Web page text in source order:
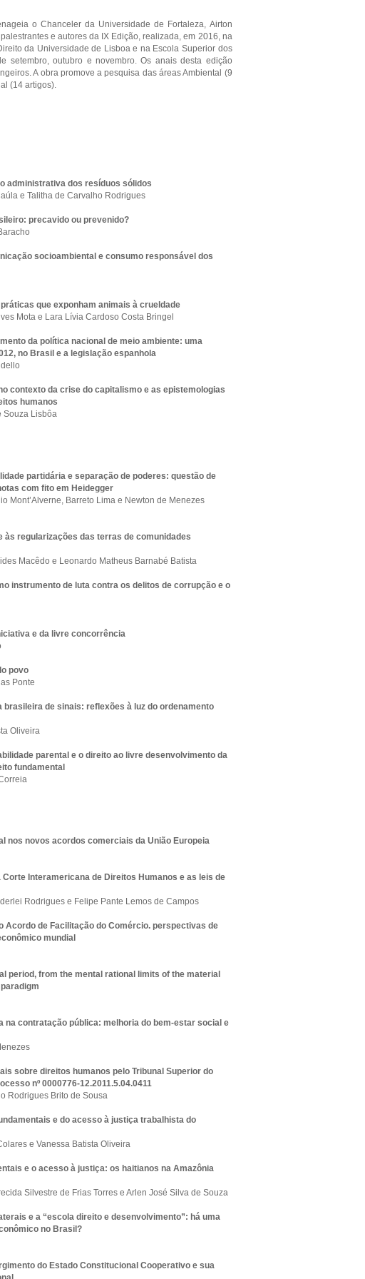
o Chanceler da Universidade de Fortaleza, Airton
e autores da IX Edição, realizada, em 2016, na
da Universidade de Lisboa e na Escola Superior dos
setembro, outubro e novembro. Os anais desta edição
A obra promove a pesquisa das áreas Ambiental (9
(14 artigos).
administrativa dos resíduos sólidos
e Talitha de Carvalho Rodrigues
precavido ou prevenido?
socioambiental e consumo responsável dos
que exponham animais à crueldade
Mota e Lara Lívia Cardoso Costa Bringel
da política nacional de meio ambiente: uma
no Brasil e a legislação espanhola
contexto da crise do capitalismo e as epistemologias
humanos
Souza Lisbôa
partidária e separação de poderes: questão de
com fito em Heidegger
Mont’Alverne, Barreto Lima e Newton de Menezes
às regularizações das terras de comunidades
Macêdo e Leonardo Matheus Barnabé Batista
instrumento de luta contra os delitos de corrupção e o
e da livre concorrência
povo
Ponte
de sinais: reflexões à luz do ordenamento
Oliveira
parental e o direito ao livre desenvolvimento da
fundamental
nos novos acordos comerciais da União Europeia
Interamericana de Direitos Humanos e as leis de
Rodrigues e Felipe Pante Lemos de Campos
Acordo de Facilitação do Comércio. perspectivas de
mundial
period, from the mental rational limits of the material
na contratação pública: melhoria do bem-estar social e
sobre direitos humanos pelo Tribunal Superior do
nº 0000776-12.2011.5.04.0411
Rodrigues Brito de Sousa
e do acesso à justiça trabalhista do
e Vanessa Batista Oliveira
e o acesso à justiça: os haitianos na Amazônia
Silvestre de Frias Torres e Arlen José Silva de Souza
e a “escola direito e desenvolvimento”: há uma
no Brasil?
do Estado Constitucional Cooperativo e sua